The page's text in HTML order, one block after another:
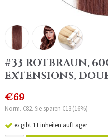
#33 ROTBRAUN,
EXTENSIONS,
€69
Norm. €82. Sie sparen €13 (16%)
es gibt 1 Einheiten auf Lager